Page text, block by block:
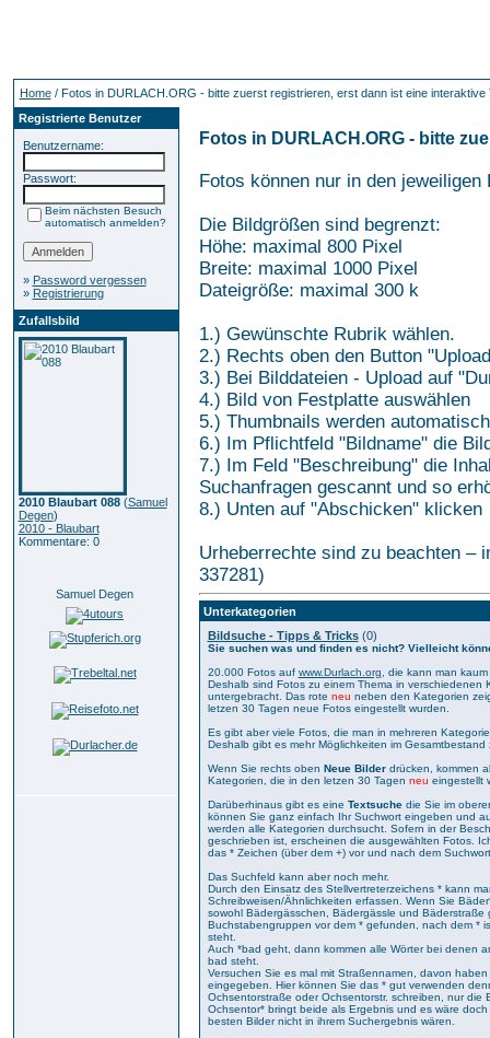
Home/ Fotos in DURLACH.ORG - bitte zuerst registrieren, erst dann ist eine interaktive
Registrierte Benutzer
Benutzername:
Passwort:
Beim nächsten Besuch
automatisch anmelden?
» Password vergessen
» Registrierung
Zufallsbild
2010 Blaubart 088(Samuel
Degen)
2010 - Blaubart
Kommentare: 0
Samuel Degen
Fotos in DURLACH.ORG - bitte
Fotos können nur in den
Die Bildgrößen sind begrenzt:
Höhe: maximal 800 Pixel
Breite: maximal 1000 Pixel
Dateigröße: maximal 300 k
1.) Gewünschte Rubrik wählen.
2.) Rechts oben den Button
3.) Bei Bilddateien - Upload auf
4.) Bild von Festplatte auswählen
5.) Thumbnails werden
6.) Im Pflichtfeld "Bildname" die
7.) Im Feld "Beschreibung" die
Suchanfragen gescannt und so
8.) Unten auf "Abschicken" klicken
Urheberrechte sind zu beachten –
337281)
Unterkategorien
Bildsuche - Tipps & Tricks(0)
Sie suchen was und finden es nicht? Vielleicht
20.000 Fotos auf www.Durlach.org , die kann man
Deshalb sind Fotos zu einem Thema in verschiedenen
untergebracht. Das rote neu neben den Kategorien
letzen 30 Tagen neue Fotos eingestellt wurden.
Es gibt aber viele Fotos, die man in mehreren
Deshalb gibt es mehr Möglichkeiten im Gesamtbestand
Wenn Sie rechts oben Neue Bilderdrücken, kommen
Kategorien, die in den letzen 30 Tagen neu eingestellt
Darüberhinaus gibt es eine Textsuchedie Sie im
können Sie ganz einfach Ihr Suchwort eingeben und
werden alle Kategorien durchsucht. Sofern in der
geschrieben ist, erscheinen die ausgewählten Fotos.
das * Zeichen (über dem +) vor und nach dem
Das Suchfeld kann aber noch mehr.
Durch den Einsatz des Stellvertreterzeichens * kann
Schreibweisen/Ähnlichkeiten erfassen. Wenn Sie
sowohl Bädergässchen, Bädergässle und Bäderstraße
Buchstabengruppen vor dem * gefunden, nach dem *
steht.
Auch *bad geht, dann kommen alle Wörter bei denen
bad steht.
Versuchen Sie es mal mit Straßennamen, davon
eingegeben. Hier können Sie das * gut verwenden
Ochsentorstraße oder Ochsentorstr. schreiben, nur die
Ochsentor* bringt beide als Ergebnis und es wäre
besten Bilder nicht in ihrem Suchergebnis wären.